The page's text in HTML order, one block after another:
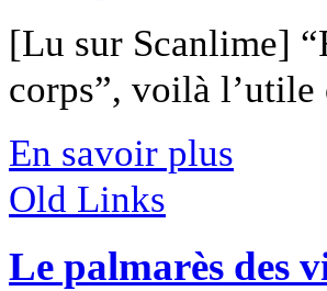
[Lu sur Scanlime]
corps”, voilà
En savoir plus
Old Links
Le palmarès des